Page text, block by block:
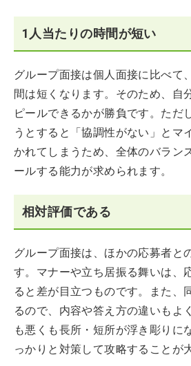
1人当たりの時間が短い
グループ面接は個人面接に比べて
間は短くなります。そのため、自
ピールできるかが勝負です。ただ
うとすると「協調性がない」とマ
かれてしまうため、全体のバラン
ールする能力が求められます。
相対評価である
グループ面接は、ほかの応募者と
す。マナーや立ち居振る舞いは、
ると差が目立つものです。また、
るので、内容や答え方の違いもよ
も悪くも長所・短所が浮き彫りに
っかりと対策して攻略することが